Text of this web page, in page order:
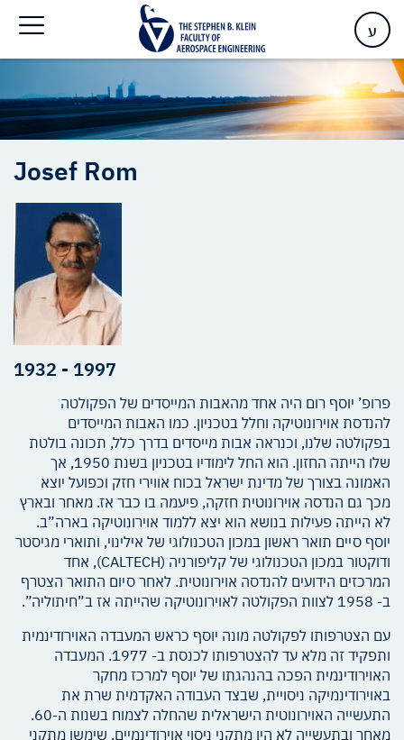
ע
Josef Rom – In Memoriam
Josef Rom
1932 - 1997
פרופ’ יוסף רום היה אחד מהאבות המייסדים של הפקולטה
להנדסת אוירונוטיקה וחלל בטכניון. כמו האבות המייסדים
בפקולטה שלנו, וכנראה אבות מייסדים בדרך כלל, תכונה בולטת
שלו הייתה החזון. הוא החל לימודיו בטכניון בשנת 1950, אך
האמונה בצורך של מדינת ישראל בכוח אווירי חזק וכפועל יוצא
מכך גם הנדסה אוירונוטית חזקה, פיעמה בו כבר אז. מאחר ובארץ
לא הייתה פעילות בנושא הוא יצא ללמוד אוירונוטיקה בארה”ב.
יוסף סיים תואר ראשון במכון הטכנולוגי של אילינוי, ותוארי מגיסטר
ודוקטור במכון הטכנולוגי של קליפורניה (CALTECH), אחד
המרכזים הידועים להנדסה אוירונוטית. לאחר סיום התואר הצטרף
ב- 1958 לצוות הפקולטה לאוירונוטיקה שהייתה אז ב”חיתוליה”.
עם הצטרפותו לפקולטה מונה יוסף כראש המעבדה האוירודינמית
ותפקיד זה מלא עד להצטרפותו לכנסת ב- 1977. המעבדה
האוירודינמית הפכה בהנהגתו של יוסף למרכז מחקר
באוירודינמיקה ניסויית, שבצד העבודה האקדמית שרת את
התעשייה האוירונוטית הישראלית שהחלה לצמוח בשנות ה-60.
מאחר ובתעשייה לא היו מתקני ניסוי אוירודינמיים, שימשו מתקני